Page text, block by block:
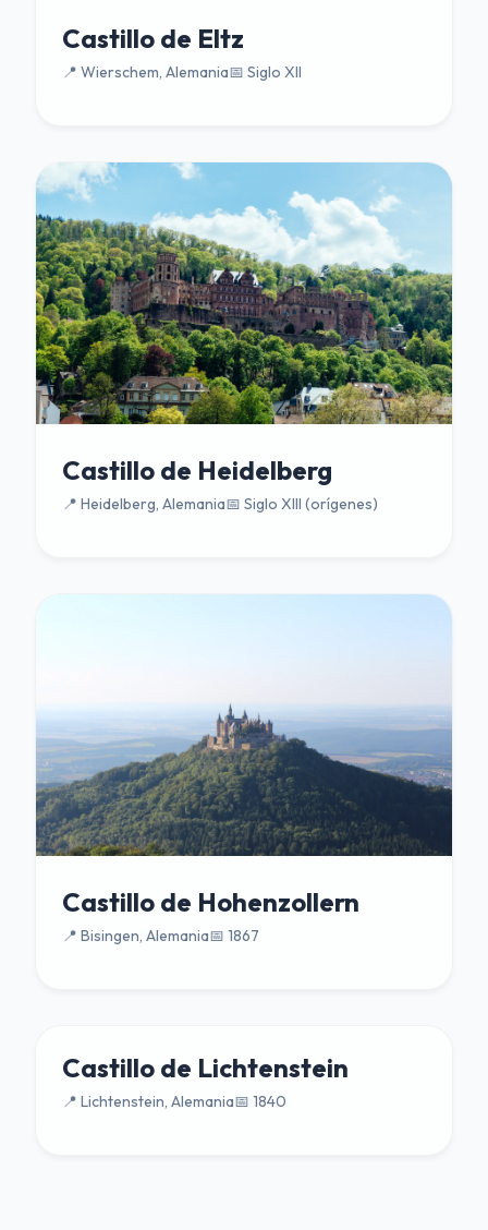
Castillo de Eltz
📍 Wierschem, Alemania📅 Siglo XII
Castillo de Heidelberg
📍 Heidelberg, Alemania📅 Siglo XIII (orígenes)
Castillo de Hohenzollern
📍 Bisingen, Alemania📅 1867
Castillo de Lichtenstein
📍 Lichtenstein, Alemania📅 1840